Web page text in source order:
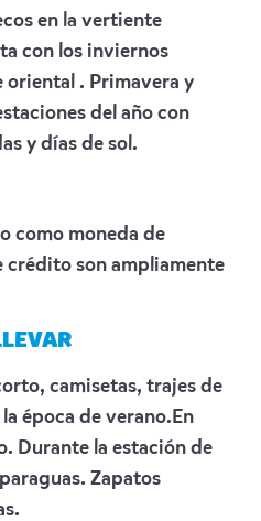
en la vertiente
con los inviernos
oriental . Primavera y
del año con
y días de sol.
como moneda de
crédito son ampliamente
camisetas, trajes de
época de verano.En
Durante la estación de
Zapatos